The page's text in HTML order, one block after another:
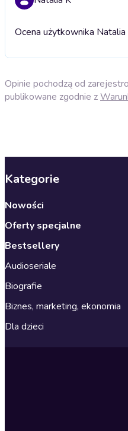
Ocena użytkownika
Opinie pochodzą od
publikowane zgodnie z
Kategorie
Nowości
Oferty specjalne
Bestsellery
Audioseriale
Biografie
Biznes, marketing, ekonomia
Dla dzieci